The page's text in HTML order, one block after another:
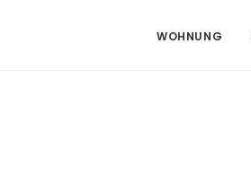
WOHNUNG